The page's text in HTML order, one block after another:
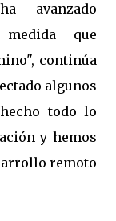
avanzado
que
continúa
algunos
todo lo
y hemos
remoto